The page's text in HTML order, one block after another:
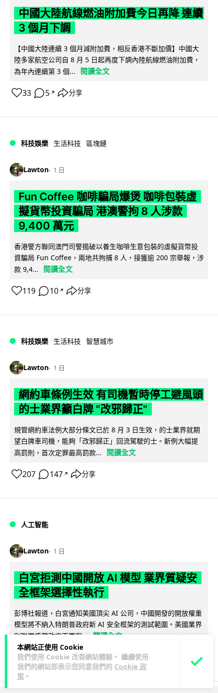
本網站正使用 Cookie
我們使用 Cookie 改善網站體驗。 繼續使用
我們的網站即表示您同意我們的 Cookie 政
策 。
中國大陸航線燃油附加費今日再降 連續
3 個月下調
【中國大陸連續 3 個月減附加費，相反香港不斷加價】中國大
陸多家航空公司自 8 月 5 日起再度下調內陸航線燃油附加費，
為年內連續第 3 個...
閱讀全文
33 5 ↗ 分享
科技娛樂 生活科技 區塊鏈
Lawton 1 日
Fun Coffee 咖啡騙局爆煲 咖啡包裝虛
擬貨幣投資騙局 港澳警拘 8 人涉款
9,400 萬元
香港警方聯同澳門司警搗破以養生咖啡生意包裝的虛擬貨幣投
資騙局 Fun Coffee，兩地共拘捕 8 人，接獲逾 200 宗舉報，涉
款 9,4...
閱讀全文
119 10 ↗ 分享
科技娛樂 生活科技 智慧城市
Lawton 1 日
網約車條例生效 有司機暫時停工避風頭
的士業界籲白牌 "改邪歸正"
規管網約車法例大部分條文已於 8 月 3 日生效，的士業界就期
望白牌車司機，能夠「改邪歸正」回流駕駛的士。新例大幅提
高罰則，首次定罪最高罰款...
閱讀全文
207 147 ↗ 分享
人工智能
Lawton 1 日
白宮拒測中國開放 AI 模型 業界質疑安
全框架選擇性執行
彭博社報道，白宮通知美國頂尖 AI 公司，中國開發的開放權重
模型將不納入特朗普政府新 AI 安全框架的測試範圍。美國業界
則聯署呼籲政府不要限... 閱讀全文
44 21 ↗ 分享